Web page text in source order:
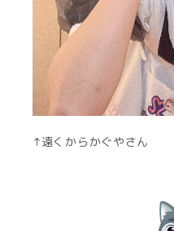
↑遠くからかぐやさん